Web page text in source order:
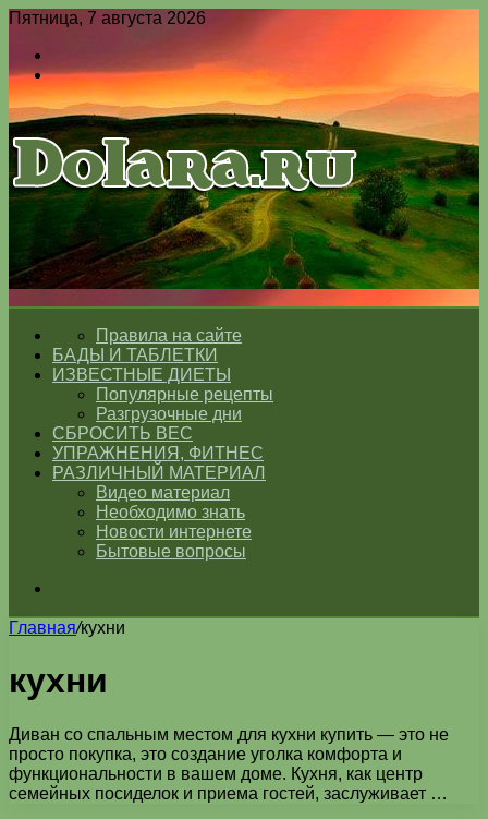
Пятница, 7 августа 2026
Switch
skin
Меню
Switch
ГЛАВНАЯПравила на сайте
БАДЫ И ТАБЛЕТКИ
ИЗВЕСТНЫЕ ДИЕТЫ
Популярные рецепты
Разгрузочные дни
СБРОСИТЬ ВЕС
УПРАЖНЕНИЯ, ФИТНЕС
РАЗЛИЧНЫЙ МАТЕРИАЛ
Видео материал
Необходимо знать
Новости интернете
Бытовые вопросы
Главная/кухни
кухни
Диван со спальным местом для кухни купить — это не
просто покупка, это создание уголка комфорта и
функциональности в вашем доме. Кухня, как центр
семейных посиделок и приема гостей, заслуживает …